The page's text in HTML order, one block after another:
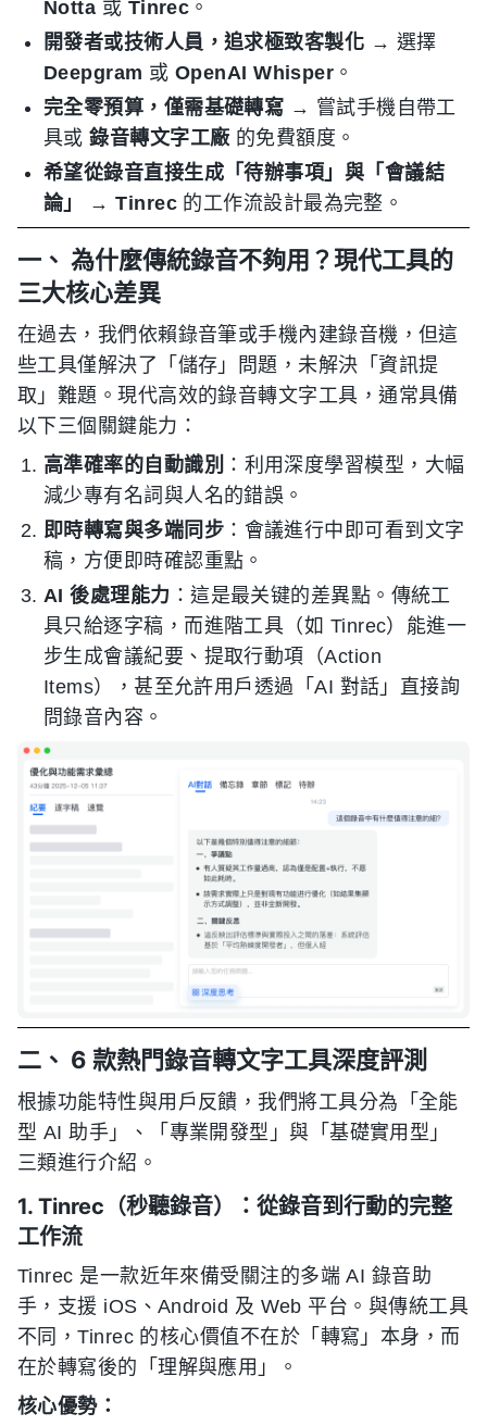
Notta 或 Tinrec 。
開發者或技術人員，追求極致客製化 → 選擇
Deepgram 或 OpenAI Whisper 。
完全零預算，僅需基礎轉寫 → 嘗試手機自帶工
具或錄音轉文字工廠的免費額度。
希望從錄音直接生成「待辦事項」與「會議結
論」
→Tinrec的工作流設計最為完整。
一、 為什麼傳統錄音不夠用？現代工具的
三大核心差異
在過去，我們依賴錄音筆或手機內建錄音機，但這
些工具僅解決了「儲存」問題，未解決「資訊提
取」難題。現代高效的錄音轉文字工具，通常具備
以下三個關鍵能力：
高準確率的自動識別 ：利用深度學習模型，大幅
減少專有名詞與人名的錯誤。
即時轉寫與多端同步 ：會議進行中即可看到文字
稿，方便即時確認重點。
AI 後處理能力 ：這是最关键的差異點。傳統工
具只給逐字稿，而進階工具（如 Tinrec）能進一
步生成會議紀要、提取行動項（Action
Items），甚至允許用戶透過「AI 對話」直接詢
問錄音內容。
二、 6 款熱門錄音轉文字工具深度評測
根據功能特性與用戶反饋，我們將工具分為「全能
型 AI 助手」、「專業開發型」與「基礎實用型」
三類進行介紹。
1. Tinrec（秒聽錄音）：從錄音到行動的完整
工作流
Tinrec 是一款近年來備受關注的多端 AI 錄音助
手，支援 iOS、Android 及 Web 平台。與傳統工具
不同，Tinrec 的核心價值不在於「轉寫」本身，而
在於轉寫後的「理解與應用」。
核心優勢：